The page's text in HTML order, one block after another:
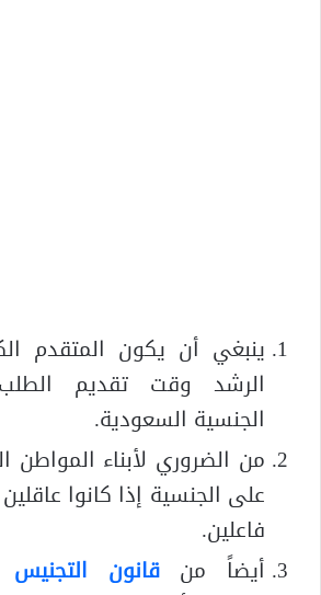
ينبغي أن يكون المتقدم
الرشد وقت تقديم
الجنسية السعودية.
من الضروري لأبناء
على الجنسية إذا كانوا
فاعلين.
أيضاً منقانون